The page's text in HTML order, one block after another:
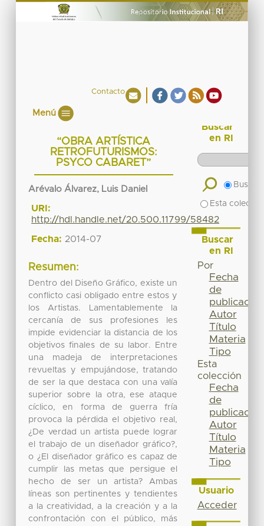
Contacto
Menú
“OBRA ARTÍSTICA
RETROFUTURISMOS:
PSYCO CABARET”
Arévalo Álvarez, Luis Daniel
URI:
http://hdl.handle.net/20.500.11799/58482
Fecha: 2014-07
Resumen:
Dentro del Diseño Gráfico, existe un
conflicto casi obligado entre estos y
los Artistas. Lamentablemente la
cercanía de sus profesiones les
impide evidenciar la distancia de los
objetivos finales de su labor. Entre
una madeja de interpretaciones
revueltas y empujándose, tratando
de ser la que destaca con una valía
superior sobre la otra, ese ataque
cíclico, en forma de guerra fría
provoca la pérdida el objetivo real,
¿De verdad un artista puede lograr
el trabajo de un diseñador gráfico?,
o ¿El diseñador gráfico es capaz de
cumplir las metas que persigue el
hecho de ser un artista? Ambas
líneas son pertinentes y tendientes
a la creatividad, a la creación y a la
confrontación con el público, más
Buscar
en RI
Buscar
Esta
Buscar
en RI
Por
Fecha
de
publicación
Autor
Título
Materia
Tipo
Esta
colección
Fecha
de
publicación
Autor
Título
Materia
Tipo
Usuario
Acceder